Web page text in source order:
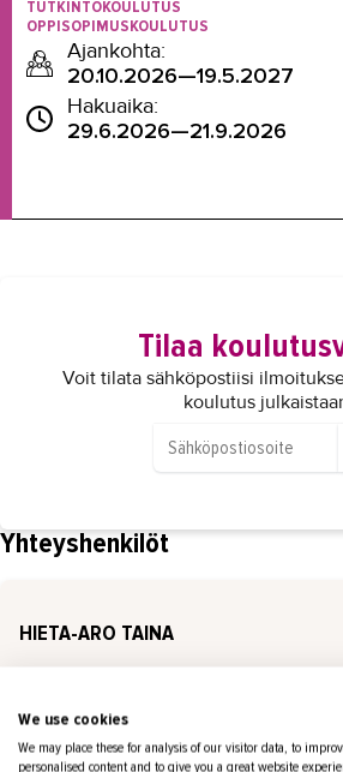
TUTKINTOKOULUTUS
OPPISOPIMUSKOULUTUS
Ajankohta:
20.10.2026—19.5.2027
Hakuaika:
29.6.2026—21.9.2026
Tilaa
Voit tilata sähköpostiisi
koulutus
Yhteyshenkilöt
HIETA-ARO TAINA
puh.+358447906451
taina.hieta-aro@takk.fi
We use cookies
We may place these for analysis of our visitor data, to
personalised content and to give you a great website